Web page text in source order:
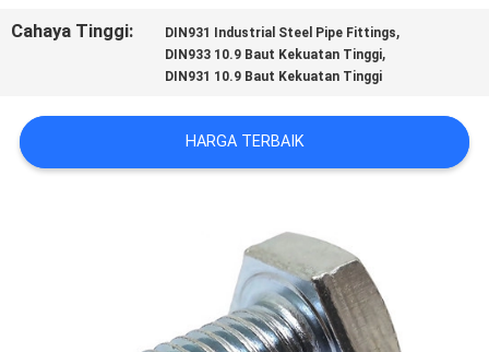
POLICY
Cahaya Tinggi: DIN931 Industrial Steel Pipe Fittings,
DIN933 10.9 Baut Kekuatan Tinggi,
DIN931 10.9 Baut Kekuatan Tinggi
HARGA TERBAIK